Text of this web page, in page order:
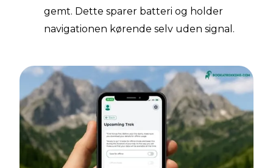
gemt. Dette sparer batteri og holder
navigationen kørende selv uden signal.